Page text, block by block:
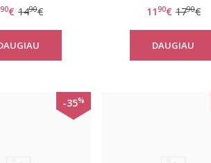
90€ 1490€ 1190€ 1790€
DAUGIAU
-35%